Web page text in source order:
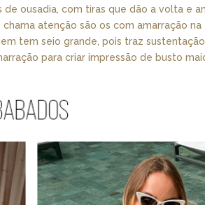
ousadia, com tiras que dão a volta e
atenção são os com amarração na
tem seio grande, pois traz
para criar impressão de busto